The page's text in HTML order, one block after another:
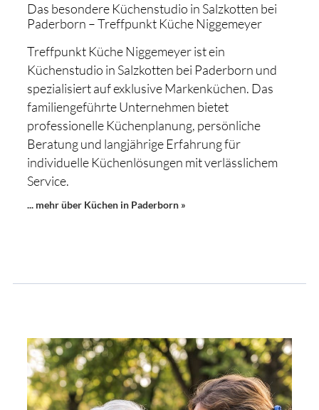
Das besondere Küchenstudio in Salzkotten bei
Paderborn – Treffpunkt Küche Niggemeyer
Treffpunkt Küche Niggemeyer ist ein
Küchenstudio in Salzkotten bei Paderborn und
spezialisiert auf exklusive Markenküchen. Das
familiengeführte Unternehmen bietet
professionelle Küchenplanung, persönliche
Beratung und langjährige Erfahrung für
individuelle Küchenlösungen mit verlässlichem
Service.
... mehr über Küchen in Paderborn »